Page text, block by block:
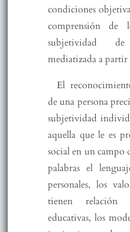
condiciones
comprensión
subjetividad
mediatizada a partir
El
de una persona
subjetividad
aquella que le es
social en un campo
palabras el
personales, los
tienen
educativas, los